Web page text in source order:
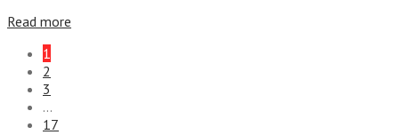
Read more
1
2
3
…
17